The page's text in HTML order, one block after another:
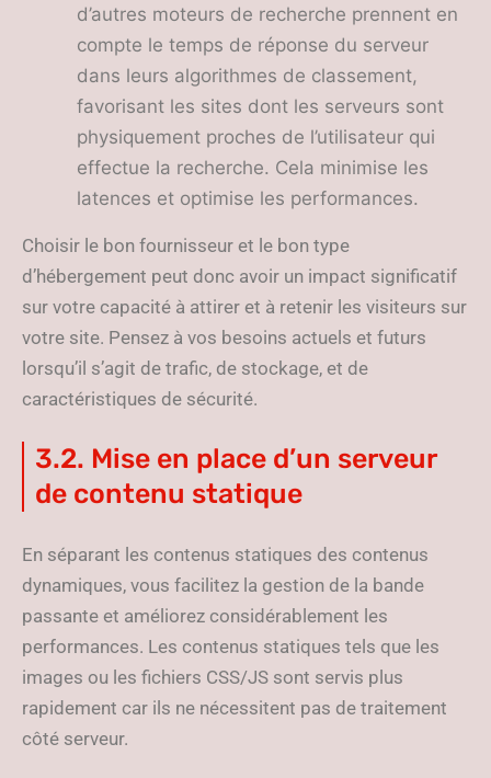
d’autres moteurs de recherche prennent en
compte le temps de réponse du serveur
dans leurs algorithmes de classement,
favorisant les sites dont les serveurs sont
physiquement proches de l’utilisateur qui
effectue la recherche. Cela minimise les
latences et optimise les performances.
Choisir le bon fournisseur et le bon type
d’hébergement peut donc avoir un impact significatif
sur votre capacité à attirer et à retenir les visiteurs sur
votre site. Pensez à vos besoins actuels et futurs
lorsqu’il s’agit de trafic, de stockage, et de
caractéristiques de sécurité.
3.2. Mise en place d’un serveur
de contenu statique
En séparant les contenus statiques des contenus
dynamiques, vous facilitez la gestion de la bande
passante et améliorez considérablement les
performances. Les contenus statiques tels que les
images ou les fichiers CSS/JS sont servis plus
rapidement car ils ne nécessitent pas de traitement
côté serveur.